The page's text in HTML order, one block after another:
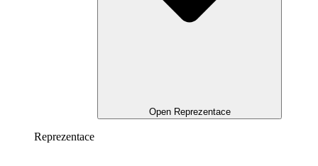
Open Reprezentace
Reprezentace